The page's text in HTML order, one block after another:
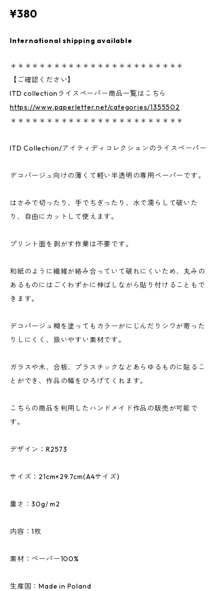
¥380
International shipping available
＊＊＊＊＊＊＊＊＊＊＊＊＊＊＊＊＊＊＊＊＊＊＊＊
【ご確認ください】
ITD collectionライスペーパー商品一覧はこちら
https://www.paperletter.net/categories/1355502
＊＊＊＊＊＊＊＊＊＊＊＊＊＊＊＊＊＊＊＊＊＊＊＊
ITD Collection/アイティディコレクションのライスペーパー
デコパージュ向けの薄くて軽い半透明の専用ペーパーです。
はさみで切ったり、手でちぎったり、水で濡らして破いた
り、自由にカットして使えます。
プリント面を剥がす作業は不要です。
和紙のように繊維が絡み合っていて破れにくいため、丸みの
あるものにはごくわずかに伸ばしながら貼り付けることもで
きます。
デコパージュ糊を塗ってもカラーがにじんだりシワが寄った
りしにくく、扱いやすい素材です。
ガラスや木、合板、プラスチックなどあらゆるものに貼るこ
とができ、作品の幅をひろげてくれます。
こちらの商品を利用したハンドメイド作品の販売が可能で
す。
デザイン：R2573
サイズ：21cm×29.7cm(A4サイズ)
重さ：30g/ m2
内容：1枚
素材：ペーパー100%
生産国：Made in Poland